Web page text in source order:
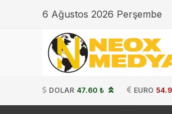
6 Ağustos 2026 Perşembe
DOLAR 47.60 ₺ EURO